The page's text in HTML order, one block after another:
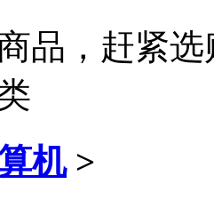
品，赶紧选
机 >